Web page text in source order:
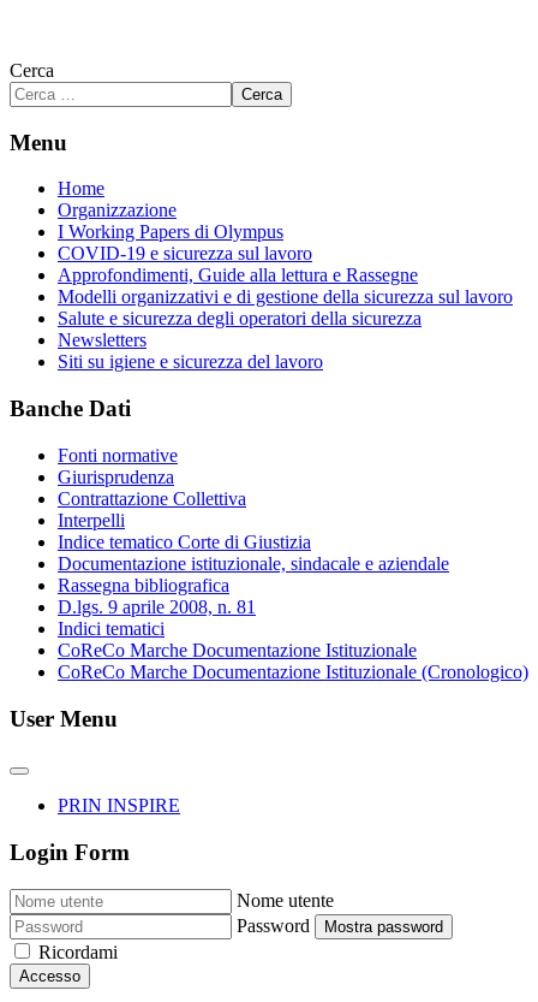
Cerca
Cerca
Menu
Home
Organizzazione
I Working Papers di Olympus
COVID-19 e sicurezza sul lavoro
Approfondimenti, Guide alla lettura e Rassegne
Modelli organizzativi e di gestione della sicurezza sul lavoro
Salute e sicurezza degli operatori della sicurezza
Newsletters
Siti su igiene e sicurezza del lavoro
Banche Dati
Fonti normative
Giurisprudenza
Contrattazione Collettiva
Interpelli
Indice tematico Corte di Giustizia
Documentazione istituzionale, sindacale e aziendale
Rassegna bibliografica
D.lgs. 9 aprile 2008, n. 81
Indici tematici
CoReCo Marche Documentazione Istituzionale
CoReCo Marche Documentazione Istituzionale (Cronologico)
User Menu
PRIN INSPIRE
Login Form
Nome utente
Password
Mostra password
Ricordami
Accesso